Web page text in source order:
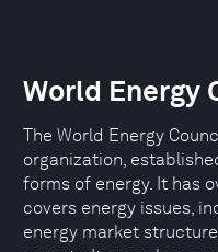
World Energy
The World Energy
organization,
forms of energy. It has
covers energy issues,
energy market